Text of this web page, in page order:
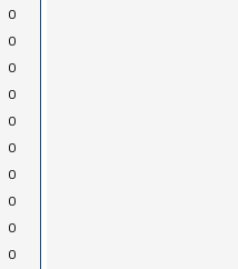
0
0
0
0
0
0
0
0
0
0